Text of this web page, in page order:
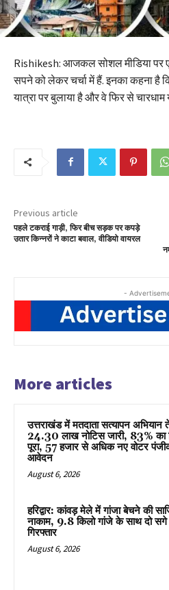
Rishikesh: आजकल सोशल मीडिया पर
सपने को लेकर चर्चा में हैं. इनका कहना है
यात्रा पर बुलाया है और वे फिर से चारधाम
Previous article
पहले टकराई गाड़ी, फिर बीच सड़क पर कपड़े
उतार किन्नरों ने काटा बवाल, वीडियो वायरल
-
More articles
उत्तराखंड में मतदाता सत्यापन अभियान
24.30 लाख नोटिस जारी, 83% का
पूरा, 57 हजार से अधिक नए वोटर
आवेदन
August 6, 2026
हरिद्वार: कांवड़ मेले में गांजा बेचने की
नाकाम, 9.8 किलो गांजे के साथ दो सगे
गिरफ्तार
August 6, 2026